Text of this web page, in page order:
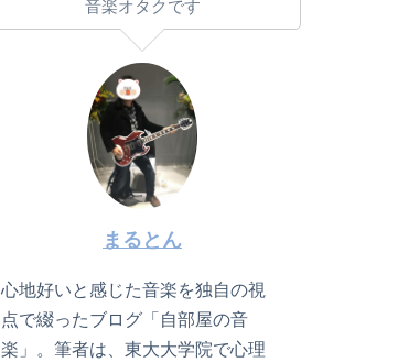
音楽オタクです
まるとん
心地好いと感じた音楽を独自の視
点で綴ったブログ「自部屋の音
楽」。筆者は、東大大学院で心理